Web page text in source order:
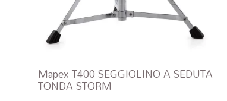
Mapex T400 SEGGIOLINO A SEDUTA
TONDA STORM